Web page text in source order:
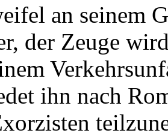
an seinem
der Zeuge
ihn nach